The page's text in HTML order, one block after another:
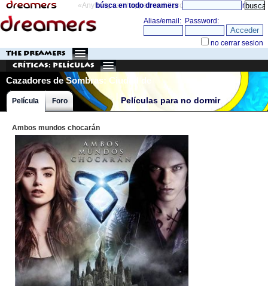
«Anything can happen and it probably will» directorio
búsca en todo dreamers
THE DREAMERS
Críticas: Películas
Cazadores de Sombras: Ciudad de
Hueso
Películas para no dormir
Película Foro
Ambos mundos chocarán